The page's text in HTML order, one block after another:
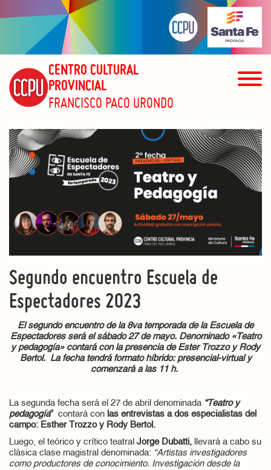
CENTRO CULTURAL
PROVINCIAL
FRANCISCO PACO URONDO
Segundo encuentro Escuela de
Espectadores 2023
El segundo encuentro de la 8va temporada de la Escuela de
Espectadores será el sábado 27 de mayo. Denominado «Teatro
y pedagogía» contará con la presencia de Ester Trozzo y Rody
Bertol. La fecha tendrá formato híbrido: presencial-virtual y
comenzará a las 11 h.
La segunda fecha será el 27 de abril denominada “Teatro y
pedagogía” contará con las entrevistas a dos especialistas del
campo: Esther Trozzo y Rody Bertol.
Luego, el teórico y crítico teatral Jorge Dubatti, llevará a cabo su
clásica clase magistral denominada: “Artistas investigadores
como productores de conocimiento. Investigación desde la